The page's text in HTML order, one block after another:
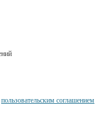
пользовательским соглашением